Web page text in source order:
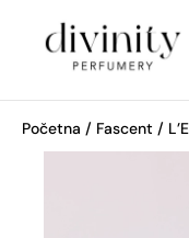
Početna / Fascent /